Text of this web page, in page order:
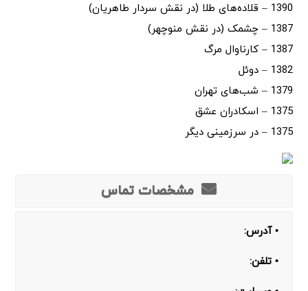
1390 – قلاده‌های طلا (در نقش سردار طاهریان)
1387 – چشمک (در نقش منوچهر)
1387 – کارناوال مرگ
1382 – دوئل
1379 – شب‌های تهران
1375 – اسکادران عشق
1375 – در سرزمینی دیگر
مشخصات تماس
• آدرس:
• تلفن: